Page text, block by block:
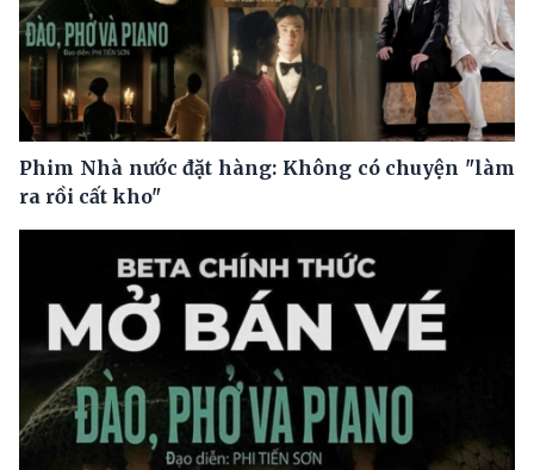
Phim Nhà nước đặt hàng: Không có chuyện "làm
ra rồi cất kho"